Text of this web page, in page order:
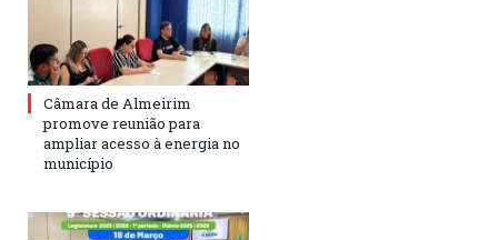
Câmara de Almeirim
promove reunião para
ampliar acesso à energia no
município